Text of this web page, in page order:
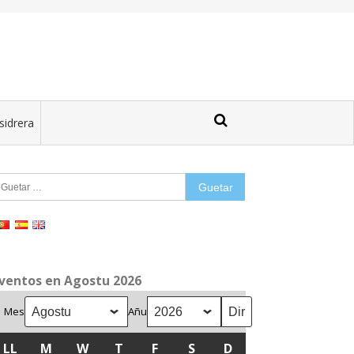
en Agostu 2026
Mes Añu
LL LLUNES
M MARTES
WMIÉRCOLES
T XUEVES
F VIENRES
SSÁBADU
DDOMINGU